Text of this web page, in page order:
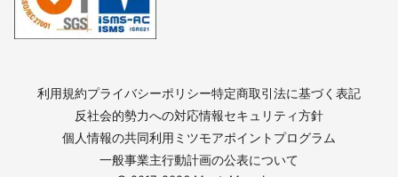
利用規約プライバシーポリシー特定商取引法に基づく表記
反社会的勢力への対応情報セキュリティ方針
個人情報の共同利用 ミツモアポイントプログラム
一般事業主行動計画の公表について